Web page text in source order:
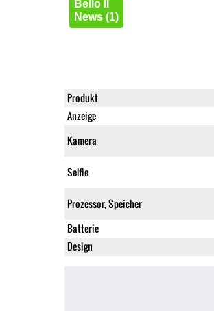
Bello II
News (1)
Produkt
Anzeige
Kamera
Selfie
Prozessor, Speicher
Batterie
Design